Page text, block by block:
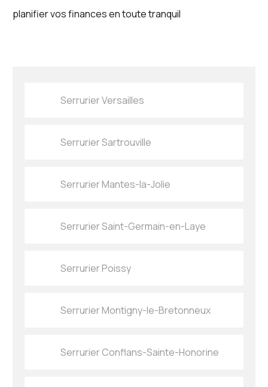
planifier vos finances en toute tranquil
Serrurier Versailles
Serrurier Sartrouville
Serrurier Mantes-la-Jolie
Serrurier Saint-Germain-en-Laye
Serrurier Poissy
Serrurier Montigny-le-Bretonneux
Serrurier Conflans-Sainte-Honorine